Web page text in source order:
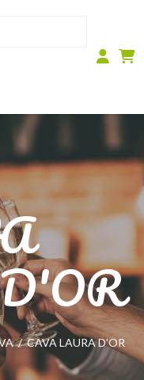
/ CAVA LAURA D'OR